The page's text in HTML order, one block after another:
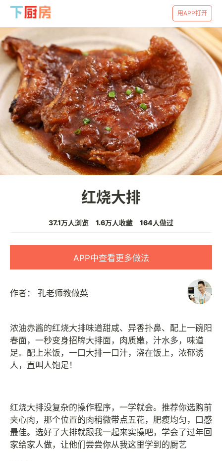
用APP打开
红烧大排
37.1万人浏览 1.6万人收藏 164人做过
APP中查看更多做法
作者： 孔老师教做菜
浓油赤酱的红烧大排味道甜咸、异香扑鼻、配上一碗阳
春面，一秒变身招牌大排面，肉质嫩，汁水多，味道
足。配上米饭，一口大排一口汁，浇在饭上，浓郁诱
人，直叫人饱足！
红烧大排没复杂的操作程序，一学就会。推荐你选购前
夹心肉，那个位置的肉稍微带点五花，肥瘦均匀，口感
最佳。选好了大排就跟我一起来实操吧，学会了过年回